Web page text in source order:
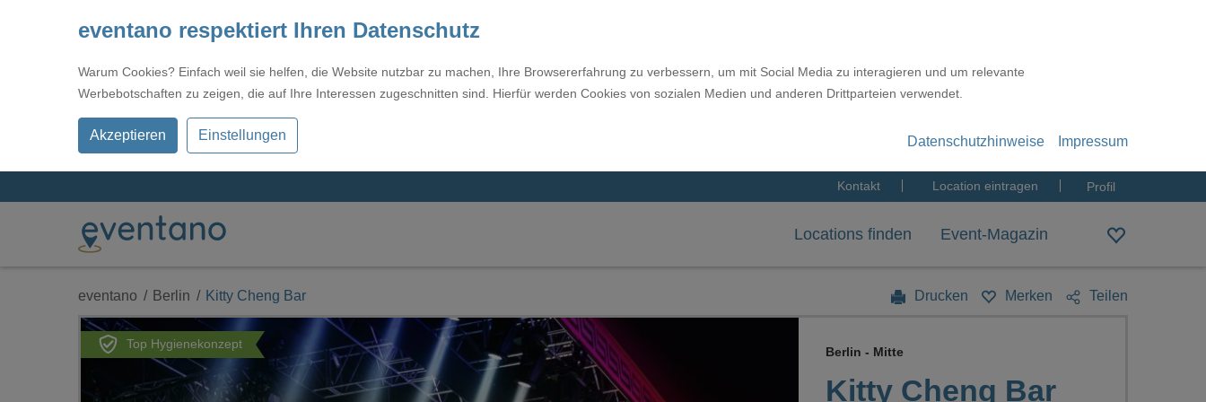
eventano respektiert Ihren Datenschutz
Warum Cookies? Einfach weil sie helfen, die Website nutzbar zu machen, Ihre Browsererfahrung zu verbessern, um mit Social Media zu interagieren und um relevante
Werbebotschaften zu zeigen, die auf Ihre Interessen zugeschnitten sind. Hierfür werden Cookies von sozialen Medien und anderen Drittparteien verwendet.
Akzeptieren Einstellungen Datenschutzhinweise Impressum
Kontakt Location eintragen Profil
Locations finden Event-Magazin
eventano Berlin Kitty Cheng Bar Drucken Merken Teilen
Top Hygienekonzept
Kitty Cheng Bar
Berlin - Mitte